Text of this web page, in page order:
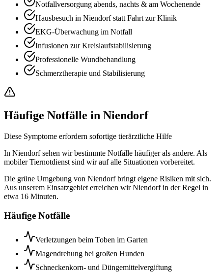
Notfallversorgung abends, nachts & am Wochenende
Hausbesuch in Niendorf statt Fahrt zur Klinik
EKG-Überwachung im Notfall
Infusionen zur Kreislaufstabilisierung
Professionelle Wundbehandlung
Schmerztherapie und Stabilisierung
Häufige Notfälle in Niendorf
Diese Symptome erfordern sofortige tierärztliche Hilfe
In Niendorf sehen wir bestimmte Notfälle häufiger als andere. Als
mobiler Tiernotdienst sind wir auf alle Situationen vorbereitet.
Die grüne Umgebung von Niendorf bringt eigene Risiken mit sich.
Aus unserem Einsatzgebiet erreichen wir Niendorf in der Regel in
etwa 16 Minuten.
Häufige Notfälle
Verletzungen beim Toben im Garten
Magendrehung bei großen Hunden
Schneckenkorn- und Düngemittelvergiftung